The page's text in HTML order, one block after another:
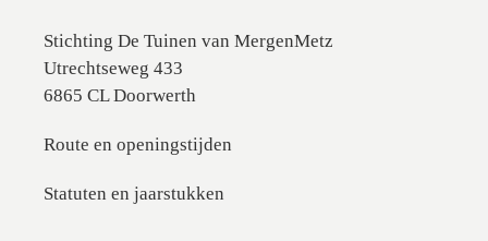
Stichting De Tuinen van MergenMetz
Utrechtseweg 433
6865 CL Doorwerth
Route en openingstijden
Statuten en jaarstukken